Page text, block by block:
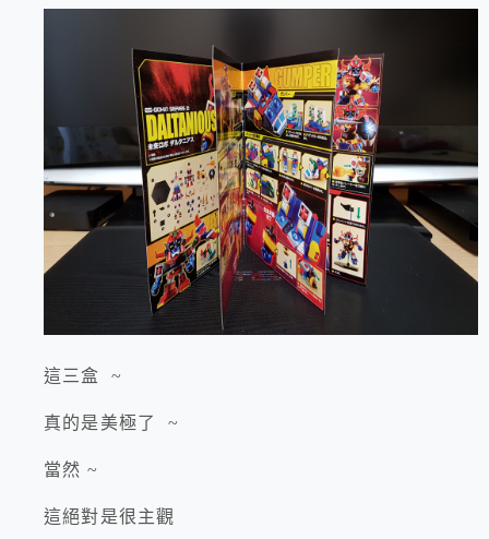
這三盒 ~
真的是美極了 ~
當然 ~
這絕對是很主觀